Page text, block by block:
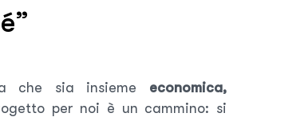
é”
che sia insieme economica,
per noi è un cammino: si